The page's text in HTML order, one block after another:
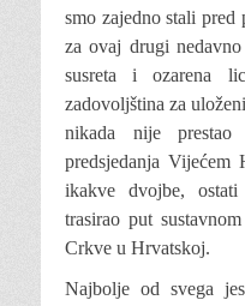
smo za­jedno stali
za ovaj drugi
susreta i ozarena
zadovoljština za
nikada nije
predsjedanja
ikakve dvojbe,
trasirao put
Crkve u Hrvatskoj.
Najbolje od svega